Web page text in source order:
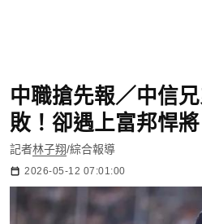
中職搶先報／中信
敗！卻遇上富邦悍將
記者林子翔/綜合報導
2026-05-12 07:01:00